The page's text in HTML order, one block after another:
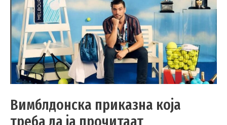
Вимблдонска приказна која